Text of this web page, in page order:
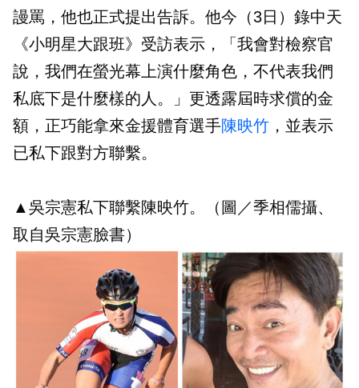
謾罵，他也正式提出告訴。他今（3日）錄中天
《小明星大跟班》受訪表示，「我會對檢察官
說，我們在螢光幕上演什麼角色，不代表我們
私底下是什麼樣的人。」更透露屆時求償的金
額，正巧能拿來金援體育選手陳映竹 ，並表示
已私下跟對方聯繫。
▲吳宗憲私下聯繫陳映竹。（圖／季相儒攝、
取自吳宗憲臉書）